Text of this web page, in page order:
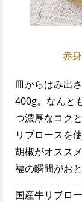
赤
皿からはみ出
400g。なんと
つ濃厚なコク
リブロースを
胡椒がオスス
福の瞬間がおと
国産牛リブロ